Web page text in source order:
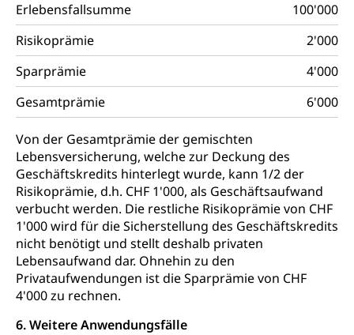
Erlebensfallsumme
100'000
Risikoprämie
2'000
Sparprämie
4'000
Gesamtprämie
6'000
Von der Gesamtprämie der gemischten
Lebensversicherung, welche zur Deckung des
Geschäftskredits hinterlegt wurde, kann 1/2 der
Risikoprämie, d.h. CHF 1'000, als Geschäftsaufwand
verbucht werden. Die restliche Risikoprämie von CHF
1'000 wird für die Sicherstellung des Geschäftskredits
nicht benötigt und stellt deshalb privaten
Lebensaufwand dar. Ohnehin zu den
Privataufwendungen ist die Sparprämie von CHF
4'000 zu rechnen.
6. Weitere Anwendungsfälle